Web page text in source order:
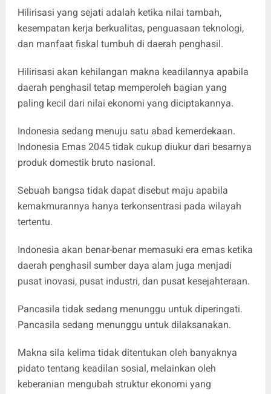
Hilirisasi yang sejati adalah ketika nilai tambah,
kesempatan kerja berkualitas, penguasaan teknologi,
dan manfaat fiskal tumbuh di daerah penghasil.
Hilirisasi akan kehilangan makna keadilannya apabila
daerah penghasil tetap memperoleh bagian yang
paling kecil dari nilai ekonomi yang diciptakannya.
Indonesia sedang menuju satu abad kemerdekaan.
Indonesia Emas 2045 tidak cukup diukur dari besarnya
produk domestik bruto nasional.
Sebuah bangsa tidak dapat disebut maju apabila
kemakmurannya hanya terkonsentrasi pada wilayah
tertentu.
Indonesia akan benar-benar memasuki era emas ketika
daerah penghasil sumber daya alam juga menjadi
pusat inovasi, pusat industri, dan pusat kesejahteraan.
Pancasila tidak sedang menunggu untuk diperingati.
Pancasila sedang menunggu untuk dilaksanakan.
Makna sila kelima tidak ditentukan oleh banyaknya
pidato tentang keadilan sosial, melainkan oleh
keberanian mengubah struktur ekonomi yang